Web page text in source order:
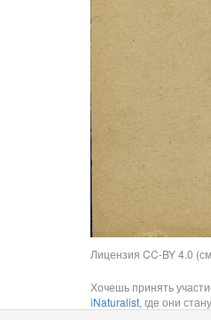
Лицензия CC-BY 4.0
Хочешь принять
iNaturalist, где они